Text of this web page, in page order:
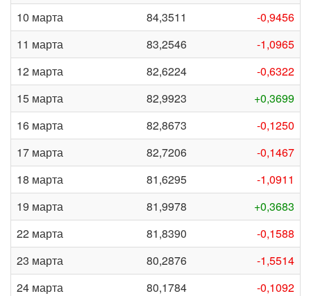
10 марта
84,3511
-0,9456
11 марта
83,2546
-1,0965
12 марта
82,6224
-0,6322
15 марта
82,9923
+0,3699
16 марта
82,8673
-0,1250
17 марта
82,7206
-0,1467
18 марта
81,6295
-1,0911
19 марта
81,9978
+0,3683
22 марта
81,8390
-0,1588
23 марта
80,2876
-1,5514
24 марта
80,1784
-0,1092